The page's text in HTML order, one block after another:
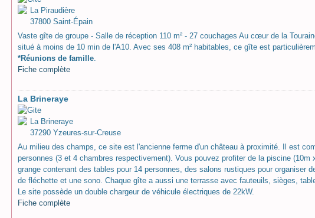
La Piraudière
37800 Saint-Épain
Vaste gîte de groupe - Salle de réception 110 m² - 27 couchages Au cœur de la
situé à moins de 10 min de l'A10. Avec ses 408 m² habitables, ce gîte est
*Réunions de famille
Fiche complète
La Brineraye
La Brineraye
37290 Yzeures-sur-Creuse
Au milieu des champs, ce site est l'ancienne ferme d'un château à proximité. Il est
personnes (3 et 4 chambres respectivement). Vous pouvez profiter de la piscine (10m
grange contenant des tables pour 14 personnes, des salons rustiques pour organiser
de fléchette et une sono. Chaque gîte a aussi une terrasse avec fauteuils, sièges,
Le site possède un double chargeur de véhicule électriques de 22kW.
Fiche complète